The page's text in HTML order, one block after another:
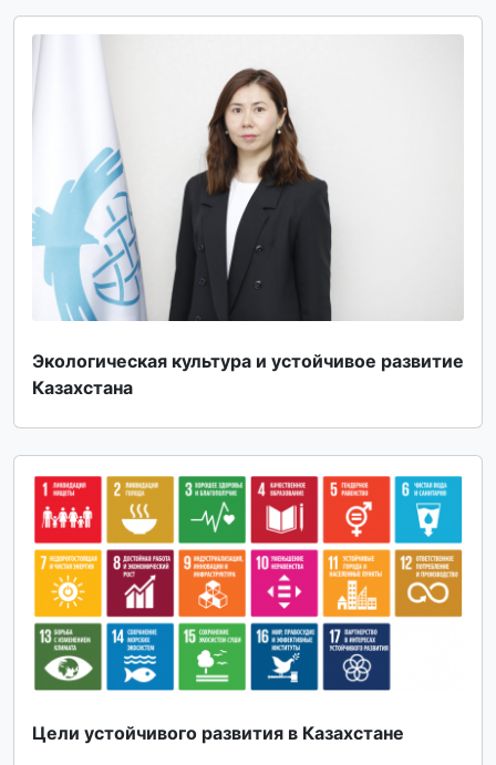
Экологическая культура и устойчивое развитие
Казахстана
Цели устойчивого развития в Казахстане